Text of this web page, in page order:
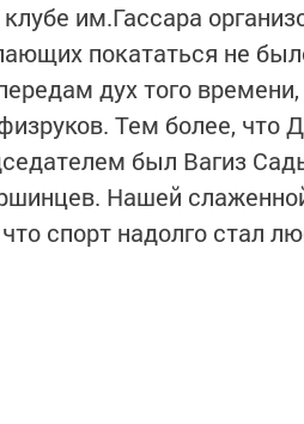
им.Гассара
покататься не
дух того
Тем более, что
был Вагиз
Нашей
что спорт надолго стал